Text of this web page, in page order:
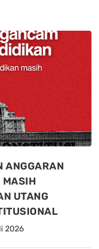
ANGGARAN
MASIH
UTANG
2026